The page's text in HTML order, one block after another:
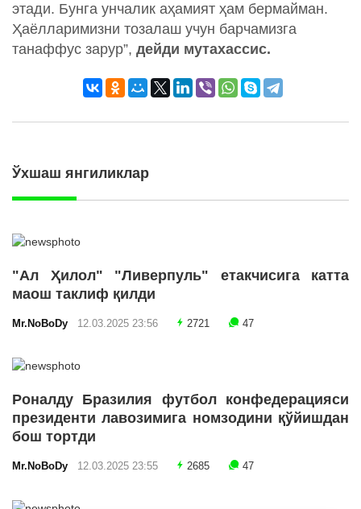
этади. Бунга унчалик аҳамият ҳам бермайман.
Ҳаёлларимизни тозалаш учун барчамизга
танаффус зарур”, дейди мутахассис.
Ўхшаш янгиликлар
"Ал Ҳилол" "Ливерпуль" етакчисига катта
маош таклиф қилди
Mr.NoBoDy 12.03.2025 23:56 2721 47
Роналду Бразилия футбол конфедерацияси
президенти лавозимига номзодини қўйишдан
бош тортди
Mr.NoBoDy 12.03.2025 23:55 2685 47